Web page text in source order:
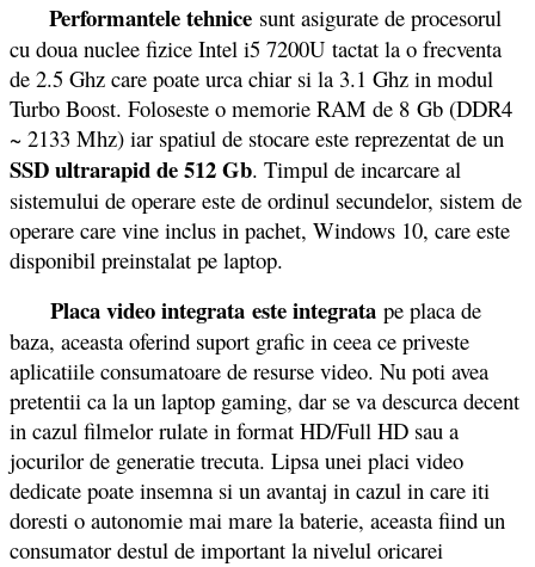
Performantele tehnice sunt asigurate de procesorul
cu doua nuclee fizice Intel i5 7200U tactat la o frecventa
de 2.5 Ghz care poate urca chiar si la 3.1 Ghz in modul
Turbo Boost. Foloseste o memorie RAM de 8 Gb (DDR4
~ 2133 Mhz) iar spatiul de stocare este reprezentat de un
SSD ultrarapid de 512 Gb. Timpul de incarcare al
sistemului de operare este de ordinul secundelor, sistem de
operare care vine inclus in pachet, Windows 10, care este
disponibil preinstalat pe laptop.
Placa video integrata este integrata pe placa de
baza, aceasta oferind suport grafic in ceea ce priveste
aplicatiile consumatoare de resurse video. Nu poti avea
pretentii ca la un laptop gaming, dar se va descurca decent
in cazul filmelor rulate in format HD/Full HD sau a
jocurilor de generatie trecuta. Lipsa unei placi video
dedicate poate insemna si un avantaj in cazul in care iti
doresti o autonomie mai mare la baterie, aceasta fiind un
consumator destul de important la nivelul oricarei